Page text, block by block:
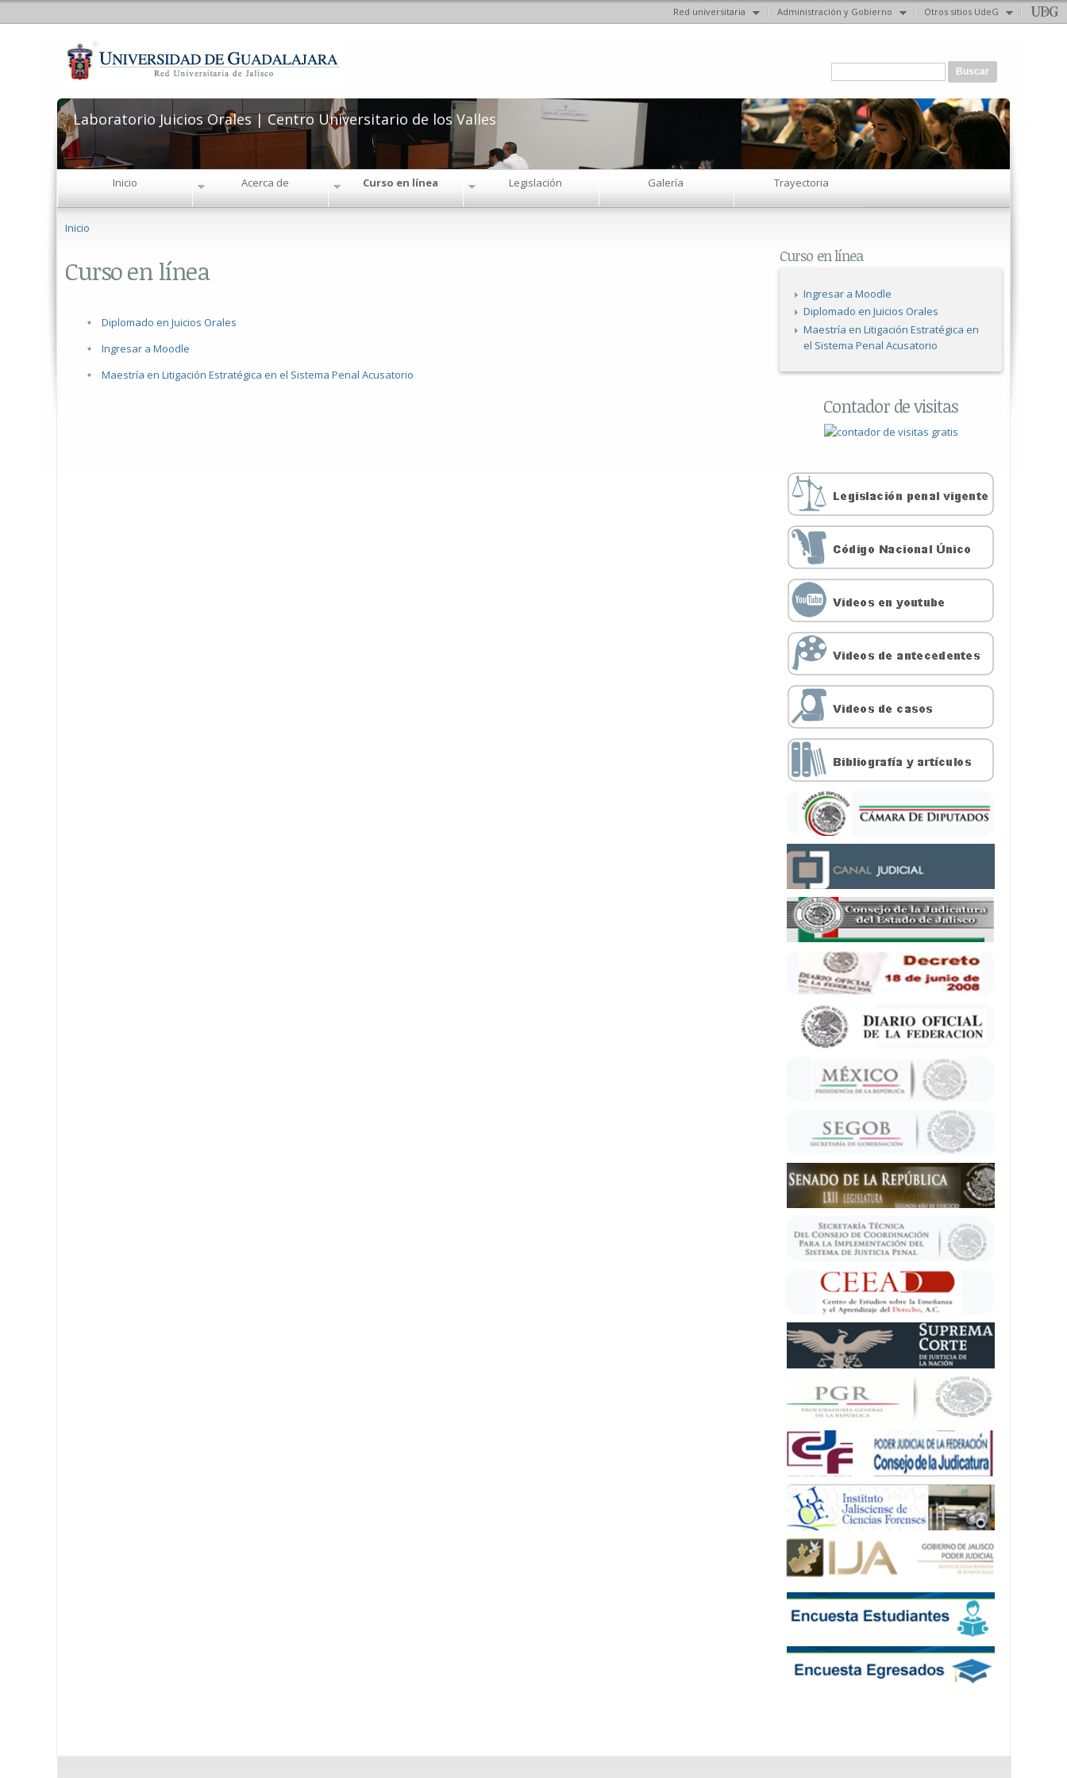
Red universitaria Administración y Gobierno Otros sitios UdeG
Formulario de búsqueda
Laboratorio Juicios Orales | Centro Universitario de los Valles
Inicio Acerca de Curso en línea Legislación Galería Trayectoria
Inicio
Curso en línea
Diplomado en Juicios Orales
Ingresar a Moodle
Maestría en Litigación Estratégica en el Sistema Penal Acusatorio
Curso en línea
Ingresar a Moodle
Diplomado en Juicios Orales
Maestría en Litigación Estratégica en
el Sistema Penal Acusatorio
Contador de visitas